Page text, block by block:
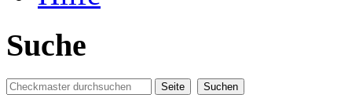
Suche